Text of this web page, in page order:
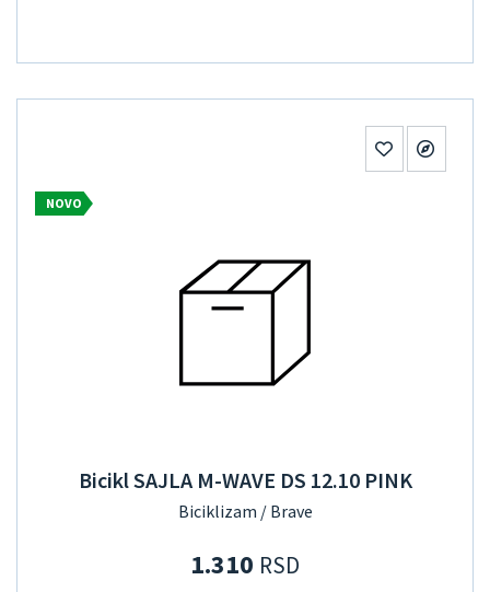
NOVO
Bicikl SAJLA M-WAVE DS 12.10 PINK
Biciklizam / Brave
1.310 RSD